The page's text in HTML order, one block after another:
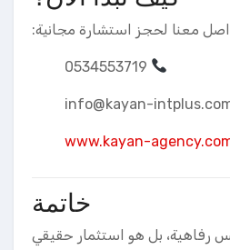
معنا لحجز استشارة مجانية:
info@kayan-
خاتمة
رفاهية، بل هو استثمار حقيقي